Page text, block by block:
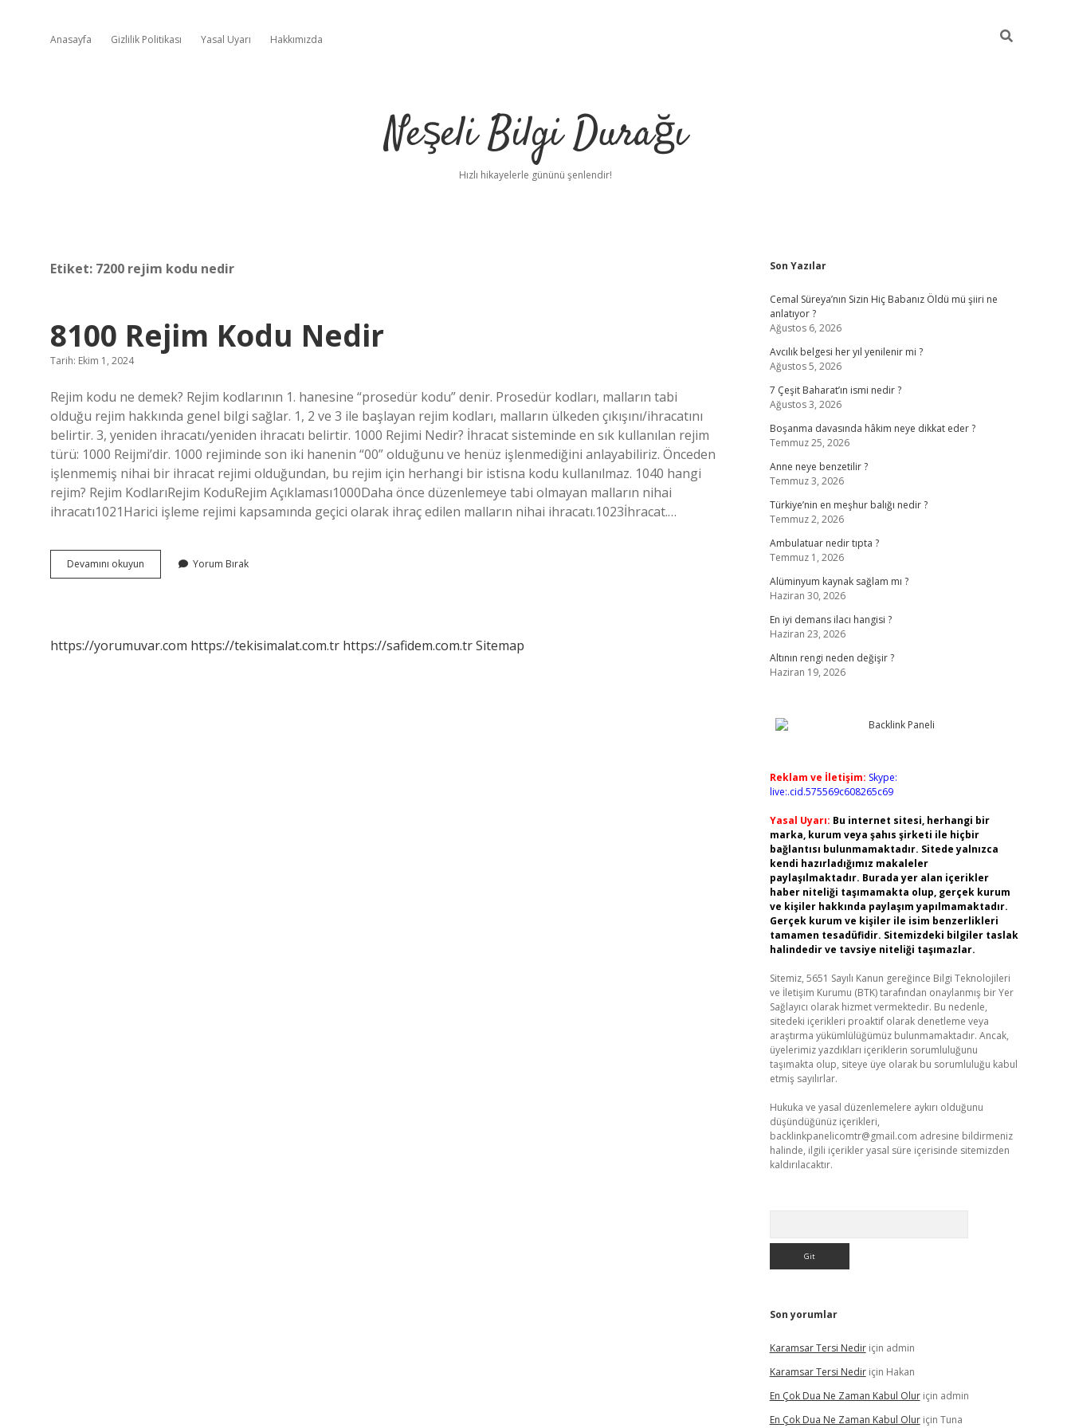
Anasayfa Gizlilik Politikası Yasal Uyarı Hakkımızda
Neşeli Bilgi Durağı
Hızlı hikayelerle gününü şenlendir!
Etiket: 7200 rejim kodu nedir
8100 Rejim Kodu Nedir
Tarih: Ekim 1, 2024
Rejim kodu ne demek? Rejim kodlarının 1. hanesine “prosedür kodu” denir. Prosedür kodları, malların tabi
olduğu rejim hakkında genel bilgi sağlar. 1, 2 ve 3 ile başlayan rejim kodları, malların ülkeden çıkışını/ihracatını
belirtir. 3, yeniden ihracatı/yeniden ihracatı belirtir. 1000 Rejimi Nedir? İhracat sisteminde en sık kullanılan rejim
türü: 1000 Reijmi’dir. 1000 rejiminde son iki hanenin “00” olduğunu ve henüz işlenmediğini anlayabiliriz. Önceden
işlenmemiş nihai bir ihracat rejimi olduğundan, bu rejim için herhangi bir istisna kodu kullanılmaz. 1040 hangi
rejim? Rejim KodlarıRejim KoduRejim Açıklaması1000Daha önce düzenlemeye tabi olmayan malların nihai
ihracatı1021Harici işleme rejimi kapsamında geçici olarak ihraç edilen malların nihai ihracatı.1023İhracat.…
Devamını okuyun
Rejim
Yorum Bırak
https://yorumuvar.com https://tekisimalat.com.tr https://safidem.com.trSitemap
Sidebar
Son Yazılar
Cemal Süreya’nın Sizin Hiç Babanız Öldü mü şiiri ne
anlatıyor ?
Ağustos 6, 2026
Avcılık belgesi her yıl yenilenir mi ?
Ağustos 5, 2026
7 Çeşit Baharat’ın ismi nedir ?
Ağustos 3, 2026
Boşanma davasında hâkim neye dikkat eder ?
Temmuz 25, 2026
Anne neye benzetilir ?
Temmuz 3, 2026
Türkiye’nin en meşhur balığı nedir ?
Temmuz 2, 2026
Ambulatuar nedir tıpta ?
Temmuz 1, 2026
Alüminyum kaynak sağlam mı ?
Haziran 30, 2026
En iyi demans ilacı hangisi ?
Haziran 23, 2026
Altının rengi neden değişir ?
Haziran 19, 2026
Reklam ve İletişim: Skype:
live:.cid.575569c608265c69
Yasal Uyarı: Bu internet sitesi, herhangi bir
marka, kurum veya şahıs şirketi ile hiçbir
bağlantısı bulunmamaktadır. Sitede yalnızca
kendi hazırladığımız makaleler
paylaşılmaktadır. Burada yer alan içerikler
haber niteliği taşımamakta olup, gerçek kurum
ve kişiler hakkında paylaşım yapılmamaktadır.
Gerçek kurum ve kişiler ile isim benzerlikleri
tamamen tesadüfidir. Sitemizdeki bilgiler taslak
halindedir ve tavsiye niteliği taşımazlar.
Sitemiz, 5651 Sayılı Kanun gereğince Bilgi Teknolojileri
ve İletişim Kurumu (BTK) tarafından onaylanmış bir Yer
Sağlayıcı olarak hizmet vermektedir. Bu nedenle,
sitedeki içerikleri proaktif olarak denetleme veya
araştırma yükümlülüğümüz bulunmamaktadır. Ancak,
üyelerimiz yazdıkları içeriklerin sorumluluğunu
taşımakta olup, siteye üye olarak bu sorumluluğu kabul
etmiş sayılırlar.
Hukuka ve yasal düzenlemelere aykırı olduğunu
düşündüğünüz içerikleri,
backlinkpanelicomtr@gmail.com adresine bildirmeniz
halinde, ilgili içerikler yasal süre içerisinde sitemizden
kaldırılacaktır.
Son yorumlar
Karamsar Tersi Nediriçin admin
Karamsar Tersi Nediriçin Hakan
En Çok Dua Ne Zaman Kabul Oluriçin admin
En Çok Dua Ne Zaman Kabul Oluriçin Tuna